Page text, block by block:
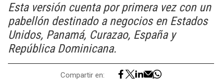
Esta versión cuenta por primera vez con un
pabellón destinado a negocios en Estados
Unidos, Panamá, Curazao, España y
República Dominicana.
Compartir en: